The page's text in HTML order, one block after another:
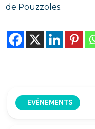
de Pouzzoles.
EVÉNEMENTS